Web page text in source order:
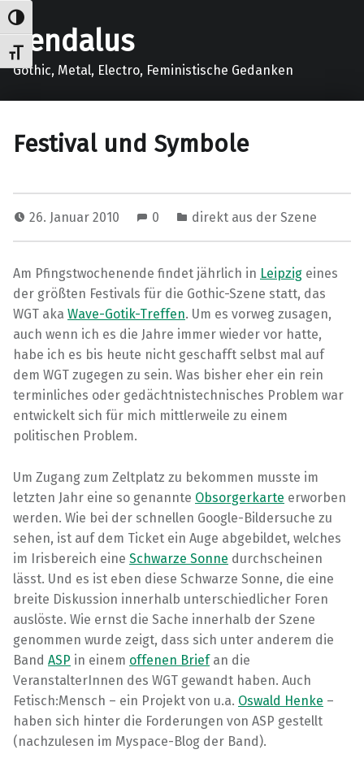
Umschalten auf hohe Kontraste
Schrift vergrößern
gendalus
Gothic, Metal, Electro, Feministische Gedanken
Festival und Symbole
26. Januar 2010 0 direkt aus der Szene
Am Pfingstwochenende findet jährlich in Leipzig eines
der größten Festivals für die Gothic-Szene statt, das
WGT aka Wave-Gotik-Treffen. Um es vorweg zusagen,
auch wenn ich es die Jahre immer wieder vor hatte,
habe ich es bis heute nicht geschafft selbst mal auf
dem WGT zugegen zu sein. Was bisher eher ein rein
terminliches oder gedächtnistechnisches Problem war
entwickelt sich für mich mittlerweile zu einem
politischen Problem.
Um Zugang zum Zeltplatz zu bekommen musste im
letzten Jahr eine so genannte Obsorgerkarte erworben
werden. Wie bei der schnellen Google-Bildersuche zu
sehen, ist auf dem Ticket ein Auge abgebildet, welches
im Irisbereich eine Schwarze Sonne durchscheinen
lässt. Und es ist eben diese Schwarze Sonne, die eine
breite Diskussion innerhalb unterschiedlicher Foren
auslöste. Wie ernst die Sache innerhalb der Szene
genommen wurde zeigt, dass sich unter anderem die
Band ASP in einem offenen Briefan die
VeranstalterInnen des WGT gewandt haben. Auch
Fetisch:Mensch – ein Projekt von u.a. Oswald Henke –
haben sich hinter die Forderungen von ASP gestellt
(nachzulesen im Myspace-Blog der Band).